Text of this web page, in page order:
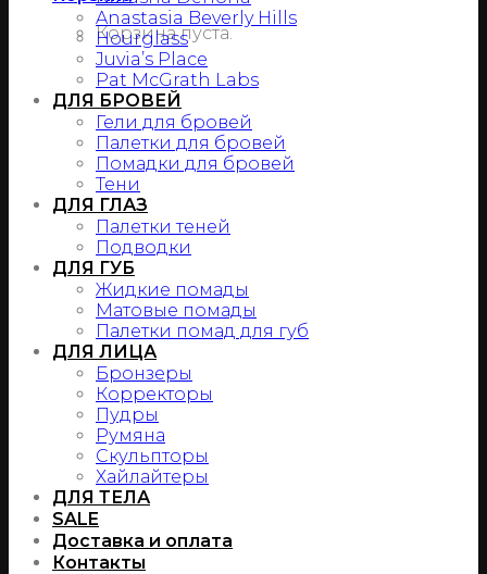
Корзина пуста.
Anastasia Beverly Hills
Hourglass
Juvia’s Place
Pat McGrath Labs
ДЛЯ БРОВЕЙ
Гели для бровей
Палетки для бровей
Помадки для бровей
Тени
ДЛЯ ГЛАЗ
Палетки теней
Подводки
ДЛЯ ГУБ
Жидкие помады
Матовые помады
Палетки помад для губ
ДЛЯ ЛИЦА
Бронзеры
Корректоры
Пудры
Румяна
Скульпторы
Хайлайтеры
ДЛЯ ТЕЛА
SALE
Доставка и оплата
Контакты